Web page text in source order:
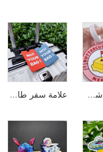
علامة سفر شخصية وهدية ترويجية مخصصة بتصميم ثلاثي الأبعاد مع بطاقة إدراج مصنوعة من PVC وgommi لنواقل الأمتعة والسفر بالطائرة علامة سفر طائرة ثلاثية الأبعاد هدية ترويجية مصنوعة من مادة PVC ناعمة مرنة تحتوي على بطاقة اسم لزينة الحقيبة المدرسية أو حقيبة الظهر